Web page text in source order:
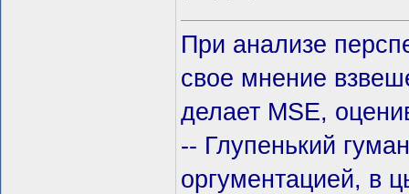
При анализе
свое мнение
делает MSE,
-- Глупенький
оргументацией, в